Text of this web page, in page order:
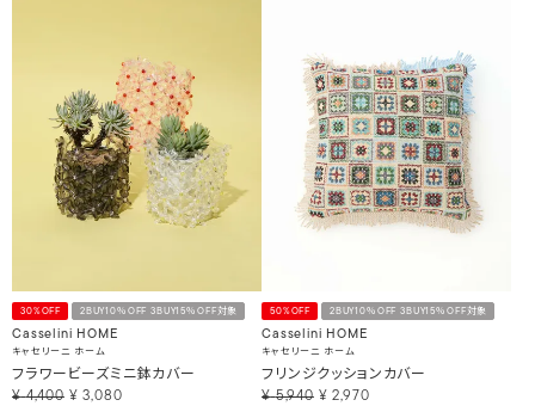
30%OFF 2BUY10％OFF 3BUY15％OFF対象
Casselini HOME
キャセリーニ ホーム
フラワービーズミニ鉢カバー
¥ 4,400 ¥ 3,080
50%OFF 2BUY10％OFF 3BUY15％OFF対象
Casselini HOME
キャセリーニ ホーム
フリンジクッションカバー
¥ 5,940 ¥ 2,970